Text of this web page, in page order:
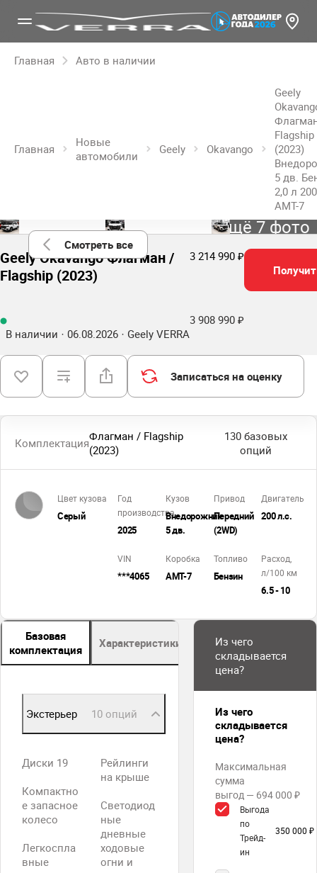
Главная Авто в наличии
Главная
Новые
автомобили
Geely Okavango
Geely
Flagship
(2023)
5 дв.
2,0 л
AMT-7
Ещё 7 фото
Смотреть все
Geely Okavango Флагман /
Flagship (2023)
3 214 990 ₽
В наличии · 06.08.2026 · Geely VERRA
3 908 990 ₽
Записаться на оценку
КомплектацияФлагман / Flagship
(2023)
130 базовых
опций
Цвет кузова
Серый
Год
производства
2025
Кузов
Внедорожник
5 дв.
Привод
Передний
(2WD)
Двигатель
200 л.с.
VIN
***4065
Коробка
AMT-7
Топливо
Бензин
Расход,
л/100 км
6.5 - 10
Базовая
комплектация
Характеристики Описание
Экстерьер 10 опций
Диски 19
Компактно
е запасное
колесо
Легкоспла
вные
Рейлинги
на крыше
Светодиод
ные
дневные
ходовые
огни и
Из чего
складывается
цена?
Из чего
складывается
цена?
Максимальная
сумма
выгод — 694 000 ₽
Выгода
по
Трейд-
ин
350 000 ₽